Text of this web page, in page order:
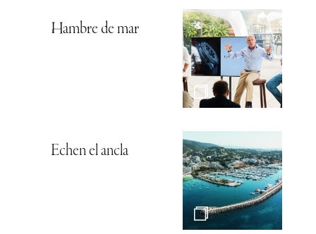
Hambre de mar
Echen el ancla